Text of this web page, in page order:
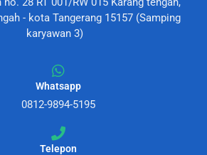
- kota Tangerang 15157 (Samping
karyawan 3)
Whatsapp
0812-9894-5195
Telepon